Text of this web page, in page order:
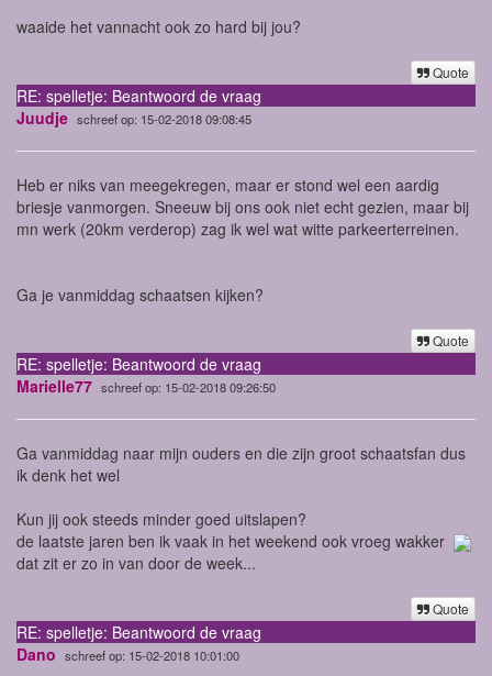
waaide het vannacht ook zo hard bij jou?
Quote
RE: spelletje: Beantwoord de vraag
Juudje schreef op: 15-02-2018 09:08:45
Heb er niks van meegekregen, maar er stond wel een aardig
briesje vanmorgen. Sneeuw bij ons ook niet echt gezien, maar bij
mn werk (20km verderop) zag ik wel wat witte parkeerterreinen.
Ga je vanmiddag schaatsen kijken?
Quote
RE: spelletje: Beantwoord de vraag
Marielle77 schreef op: 15-02-2018 09:26:50
Ga vanmiddag naar mijn ouders en die zijn groot schaatsfan dus
ik denk het wel
Kun jij ook steeds minder goed uitslapen?
de laatste jaren ben ik vaak in het weekend ook vroeg wakker
dat zit er zo in van door de week...
Quote
RE: spelletje: Beantwoord de vraag
Dano schreef op: 15-02-2018 10:01:00